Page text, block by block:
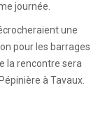
journée.
une
pour les barrages
la rencontre sera
à Tavaux.